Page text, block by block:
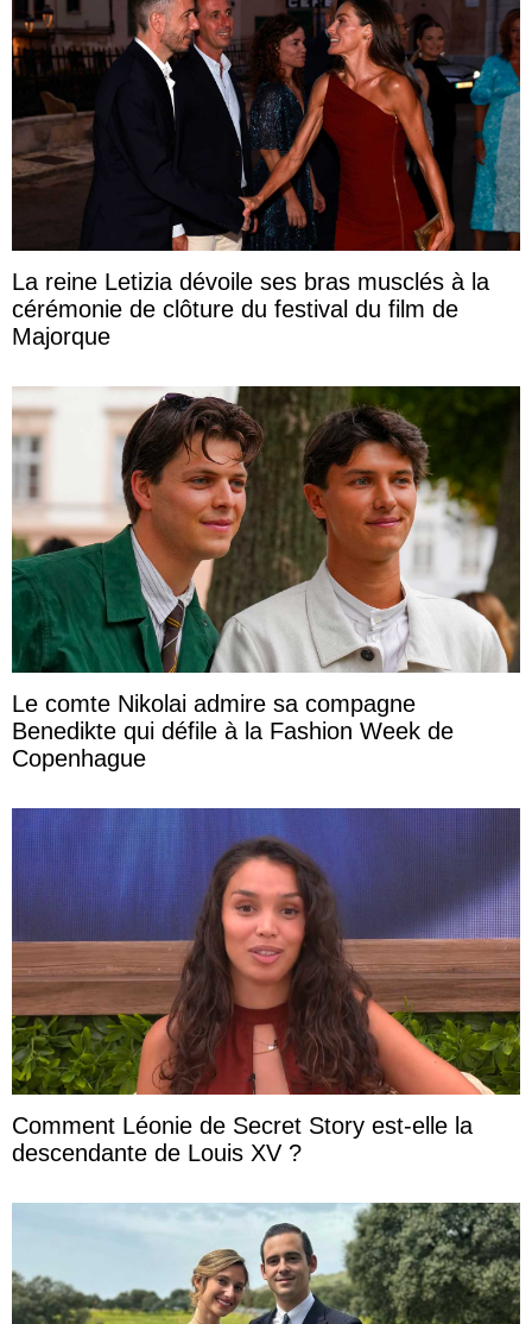
La reine Letizia dévoile ses bras musclés à la
cérémonie de clôture du festival du film de
Majorque
Le comte Nikolai admire sa compagne
Benedikte qui défile à la Fashion Week de
Copenhague
Comment Léonie de Secret Story est-elle la
descendante de Louis XV ?